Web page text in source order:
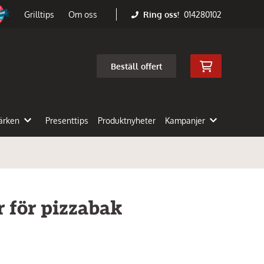
Grilltips Om oss Ring oss! 014280102
Beställ offert
Presenttips Produktnyheter Kampanjer
för pizzabak